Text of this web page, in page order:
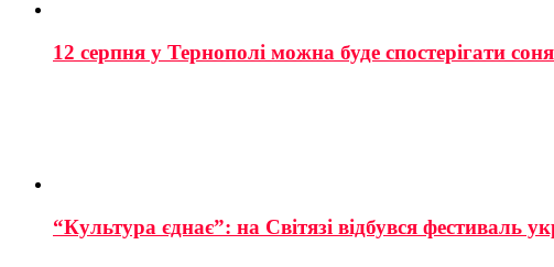
12 серпня у Тернополі можна буде спостерігати
“Культура єднає”: на Світязі відбувся фестиваль